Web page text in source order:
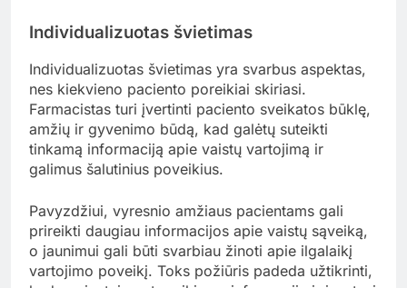
Individualizuotas švietimas
Individualizuotas švietimas yra svarbus aspektas,
nes kiekvieno paciento poreikiai skiriasi.
Farmacistas turi įvertinti paciento sveikatos būklę,
amžių ir gyvenimo būdą, kad galėtų suteikti
tinkamą informaciją apie vaistų vartojimą ir
galimus šalutinius poveikius.
Pavyzdžiui, vyresnio amžiaus pacientams gali
prireikti daugiau informacijos apie vaistų sąveiką,
o jaunimui gali būti svarbiau žinoti apie ilgalaikį
vartojimo poveikį. Toks požiūris padeda užtikrinti,